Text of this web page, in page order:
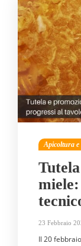
Apicoltura
23 Febbraio
Il 20